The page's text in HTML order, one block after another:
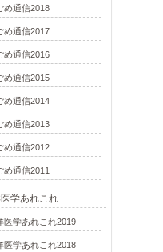
め通信2018
め通信2017
め通信2016
め通信2015
め通信2014
め通信2013
め通信2012
め通信2011
学あれこれ
医学あれこれ2019
医学あれこれ2018